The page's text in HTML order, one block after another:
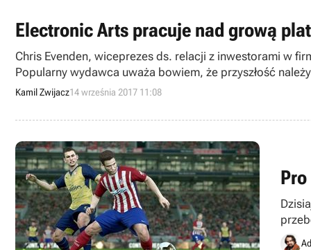
Electronic Arts pracuje nad grową
Chris Evenden, wiceprezes ds. relacji z inwestorami w
Popularny wydawca uważa bowiem, że przyszłość
Kamil Zwijacz14 września 2017 11:08